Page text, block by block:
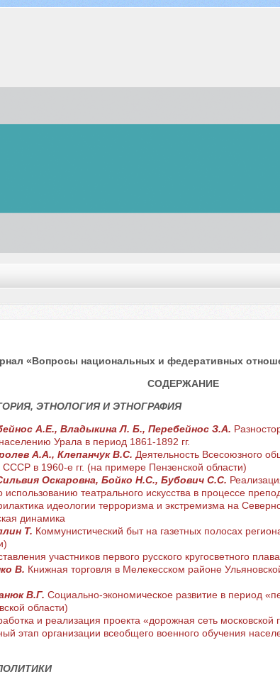
«Вопросы национальных и федеративных
СОДЕРЖАНИЕ
ЭТНОЛОГИЯ И ЭТНОГРАФИЯ
А.Е., Владыкина Л. Б., Перебейнос З.А.
Урала в период 1861-1892 гг.
А.А., Клепанчук В.С. Деятельность Всесоюзного
СССР в 1960-е гг. (на примере Пензенской области)
Оскаровна, Бойко Н.С., Бубович С.С.
использованию театрального искусства в процессе
идеологии терроризма и экстремизма на
динамика
Т. Коммунистический быт на газетных полосах
участников первого русского кругосветного
В. Книжная торговля в Мелекесском районе
В.Г. Социально-экономическое развитие в период
области)
и реализация проекта «дорожная сеть
этап организации всеобщего военного обучения